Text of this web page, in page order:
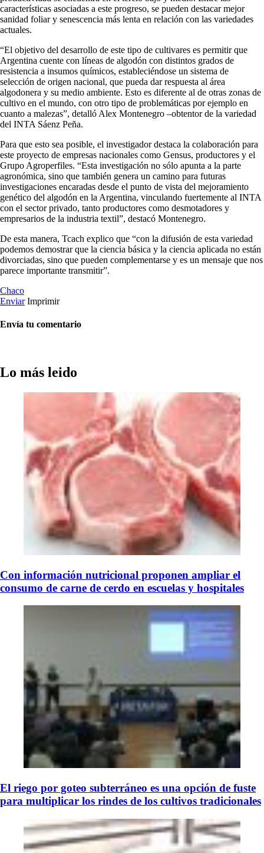
características asociadas a este progreso, se pueden destacar mejor
sanidad foliar y senescencia más lenta en relación con las variedades
actuales.
“El objetivo del desarrollo de este tipo de cultivares es permitir que
Argentina cuente con líneas de algodón con distintos grados de
resistencia a insumos químicos, estableciéndose un sistema de
selección de origen nacional, que pueda dar respuesta al área
algodonera y su medio ambiente. Esto es diferente al de otras zonas de
cultivo en el mundo, con otro tipo de problemáticas por ejemplo en
cuanto a malezas”, detalló Alex Montenegro –obtentor de la variedad
del INTA Sáenz Peña.
Para que esto sea posible, el investigador destaca la colaboración para
este proyecto de empresas nacionales como Gensus, productores y el
Grupo Agroperfiles. “Esta investigación no sólo apunta a la parte
agronómica, sino que también genera un camino para futuras
investigaciones encaradas desde el punto de vista del mejoramiento
genético del algodón en la Argentina, vinculando fuertemente al INTA
con el sector privado, tanto productores como desmotadores y
empresarios de la industria textil”, destacó Montenegro.
De esta manera, Tcach explico que “con la difusión de esta variedad
podemos demostrar que la ciencia básica y la ciencia aplicada no están
divorciadas, sino que pueden complementarse y es un mensaje que nos
parece importante transmitir”.
Chaco
Enviar Imprimir
Envía tu comentario
Lo más leido
Con información nutricional proponen ampliar el
consumo de carne de cerdo en escuelas y hospitales
El riego por goteo subterráneo es una opción de fuste
para multiplicar los rindes de los cultivos tradicionales